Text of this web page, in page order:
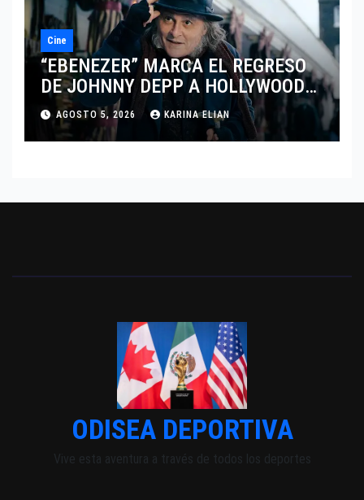
Cine
“EBENEZER” MARCA EL REGRESO
DE JOHNNY DEPP A HOLLYWOOD
TRAS SU PASO POR EL CINE
INDEPENDIENTE EUROPEO
AGOSTO 5, 2026 KARINA ELIAN
ODISEA DEPORTIVA
Vive esta aventura a través de todos los deportes